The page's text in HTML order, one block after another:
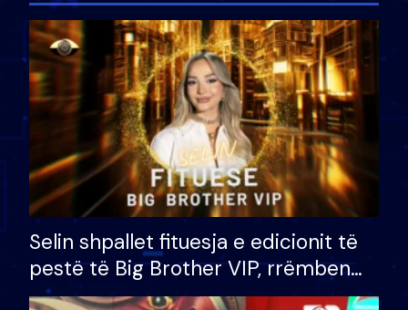
Selin shpallet fituesja e edicionit të
pestë të Big Brother VIP, rrëmben
çmimin e madh prej 100 mijë eurosh